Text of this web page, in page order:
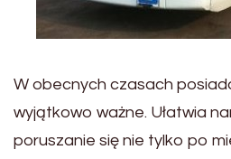
W obecnych czasach
wyjątkowo ważne. Ułatwia
poruszanie się nie tylko po